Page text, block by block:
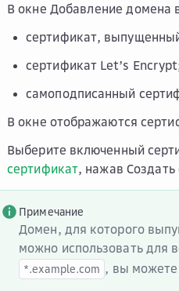
В окне Добавление домена
сертификат,
сертификат Let’s
самоподписанный
В окне отображаются
Выберите включенный
сертификат, нажав
Примечание
Домен, для которого
можно использовать для
*.example.com , вы можете